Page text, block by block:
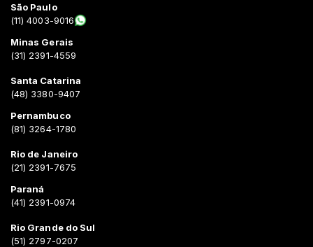
São Paulo
(11) 4003-9016
Minas Gerais
(31) 2391-4559
Santa Catarina
(48) 3380-9407
Pernambuco
(81) 3264-1780
Rio de Janeiro
(21) 2391-7675
Paraná
(41) 2391-0974
Rio Grande do Sul
(51) 2797-0207